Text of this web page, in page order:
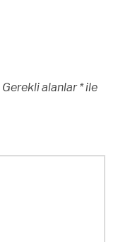
Gerekli alanlar*ile